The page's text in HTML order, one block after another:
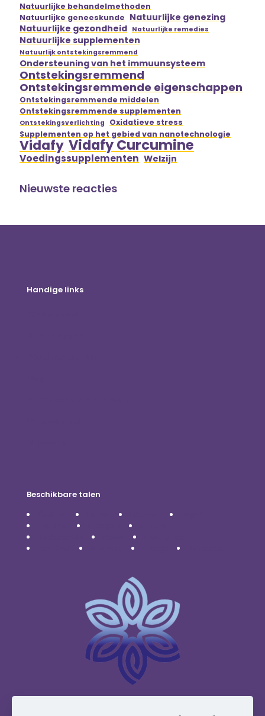
Natuurlijke behandelmethoden
Natuurlijke geneeskunde Natuurlijke genezing
Natuurlijke gezondheid Natuurlijke remedies
Natuurlijke supplementen
Natuurlijk ontstekingsremmend
Ondersteuning van het immuunsysteem
Ontstekingsremmend
Ontstekingsremmende eigenschappen
Ontstekingsremmende middelen
Ontstekingsremmende supplementen
Ontstekingsverlichting
Oxidatieve stress
Supplementen op het gebied van nanotechnologie
Vidafy Vidafy Curcumine
Voedingssupplementen Welzijn
Nieuwste reacties
Handige links
Beschikbare talen